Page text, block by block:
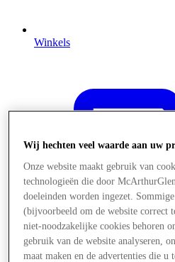
Winkels
Wij hechten veel waarde aan uw
Onze website maakt gebruik van
technologieën die door
doeleinden worden ingezet.
(bijvoorbeeld om de website correct
niet-noodzakelijke cookies behoren
gebruik van de website analyseren,
maat maken en de advertenties die u